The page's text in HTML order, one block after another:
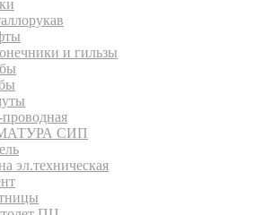
и гильзы
СИП
эл.техническая